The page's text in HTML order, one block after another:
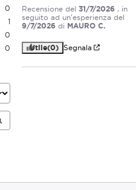
0
1
0
0
Recensione del 31/7/2026 , in
seguito ad un'esperienza del
9/7/2026 di MAURO C.
Utile(0) Segnala